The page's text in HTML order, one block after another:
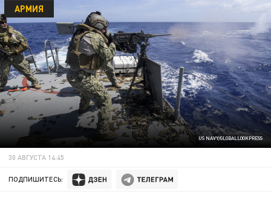
US NAVY/GLOBALLOOKPRESS
АРМИЯ
30 АВГУСТА 14:45
ПОДПИШИТЕСЬ: